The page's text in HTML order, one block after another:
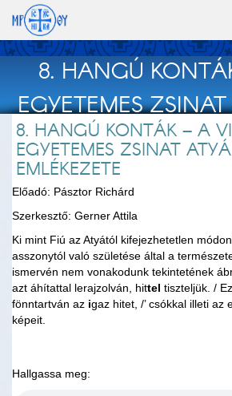
8. HANGÚ
EGYETEMES
8. HANGÚ KONTÁK – A
EGYETEMES ZSINAT
EMLÉKEZETE
Előadó: Pásztor Richárd
Szerkesztő: Gerner Attila
Ki mint Fiú az Atyától kifejezhetetlen módon
asszonytól való születése által a
ismervén nem vonakodunk tekintetének
azt áhítattal lerajzolván, hittel tiszteljük. /
fönntartván az igaz hitet, /’ csókkal illeti az
képeit.
Hallgassa meg: